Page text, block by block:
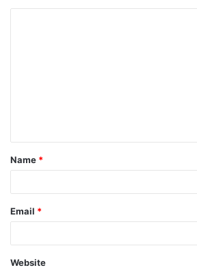
Name *
Email *
Website